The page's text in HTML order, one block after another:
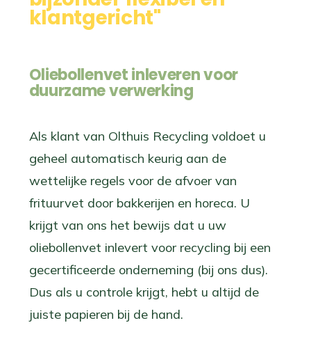
klantgericht"
Oliebollenvet inleveren voor
duurzame verwerking
Als klant van Olthuis Recycling voldoet u
geheel automatisch keurig aan de
wettelijke regels voor de afvoer van
frituurvet door bakkerijen en horeca. U
krijgt van ons het bewijs dat u uw
oliebollenvet inlevert voor recycling bij een
gecertificeerde onderneming (bij ons dus).
Dus als u controle krijgt, hebt u altijd de
juiste papieren bij de hand.